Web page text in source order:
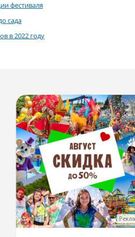
фестиваля
сада
в 2022 году